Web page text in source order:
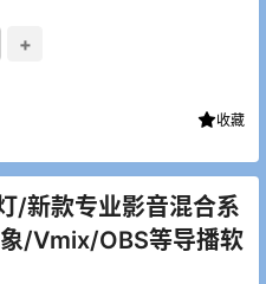
+
收藏
/新款专业影音混合系
/Vmix/OBS等导播软